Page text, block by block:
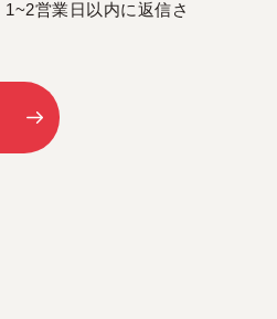
営業日以内に返信さ